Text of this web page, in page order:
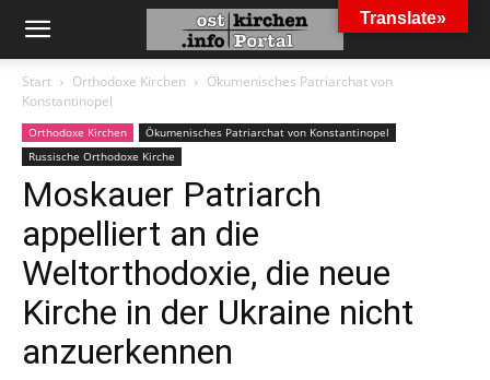
Start Orthodoxe Kirchen
Ökumenisches Patriarchat von
Konstantinopel
Orthodoxe Kirchen
Ökumenisches Patriarchat von Konstantinopel
Russische Orthodoxe Kirche
Moskauer Patriarch
appelliert an die
Weltorthodoxie, die neue
Kirche in der Ukraine nicht
anzuerkennen
Translate»